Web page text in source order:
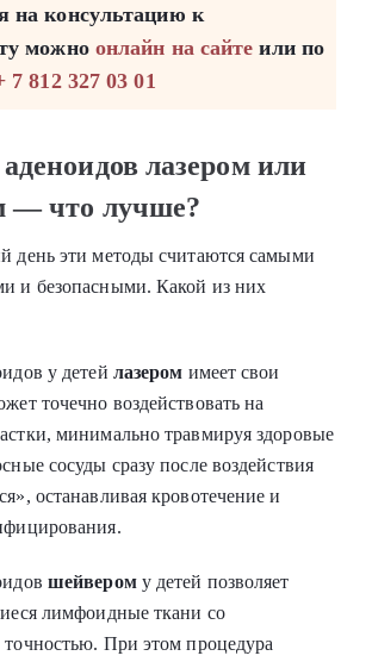
на консультацию к
можно онлайн на сайте или по
7 812 327 03 01
лазером или
― что лучше?
день эти методы считаются самыми
и безопасными. Какой из них
у детей лазером имеет свои
точечно воздействовать на
минимально травмируя здоровые
сосуды сразу после воздействия
останавливая кровотечение и
шейверому детей позволяет
лимфоидные ткани со
точностью. При этом процедура